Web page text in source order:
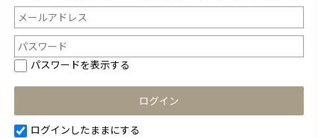
パスワードを表示する
ログインしたままにする